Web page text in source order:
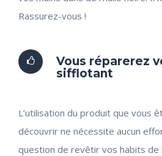
Rassurez-vous !
Vous réparerez
sifflotant
L’utilisation du produit que vous
découvrir ne nécessite aucun
question de revêtir vos habits de